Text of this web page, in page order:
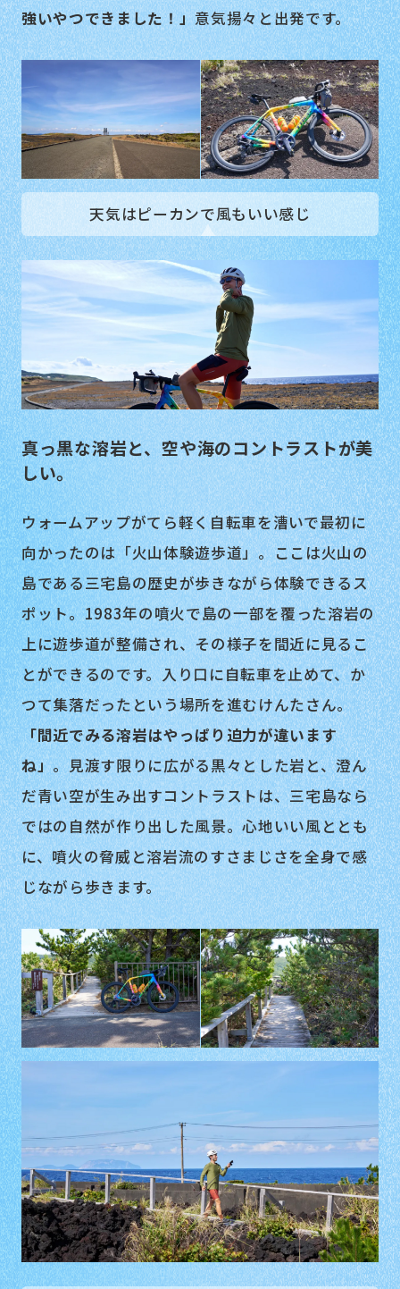
強いやつできました！」意気揚々と出発です。
天気はピーカンで風もいい感じ
真っ黒な溶岩と、空や海のコントラストが美
しい。
ウォームアップがてら軽く自転車を漕いで最初に
向かったのは「火山体験遊歩道」。ここは火山の
島である三宅島の歴史が歩きながら体験できるス
ポット。1983年の噴火で島の一部を覆った溶岩の
上に遊歩道が整備され、その様子を間近に見るこ
とができるのです。入り口に自転車を止めて、か
つて集落だったという場所を進むけんたさん。
「間近でみる溶岩はやっぱり迫力が違います
ね」。見渡す限りに広がる黒々とした岩と、澄ん
だ青い空が生み出すコントラストは、三宅島なら
ではの自然が作り出した風景。心地いい風ととも
に、噴火の脅威と溶岩流のすさまじさを全身で感
じながら歩きます。